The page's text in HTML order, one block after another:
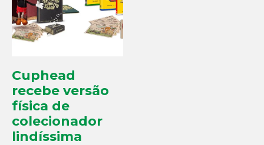
Cuphead
recebe versão
física de
colecionador
lindíssima